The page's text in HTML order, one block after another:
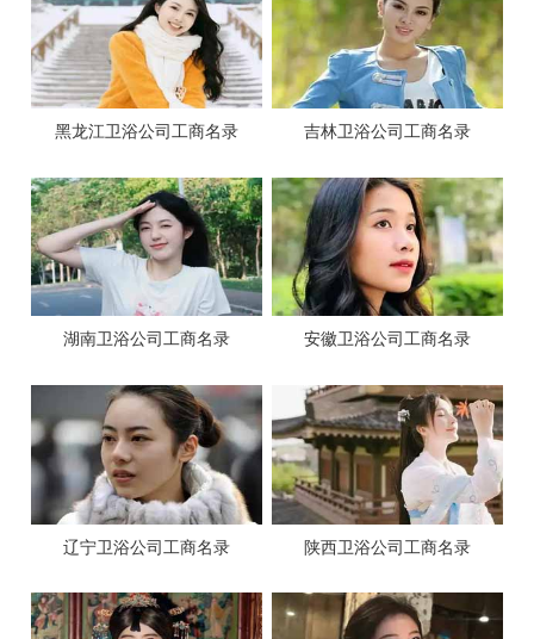
黑龙江卫浴公司工商名录 吉林卫浴公司工商名录
湖南卫浴公司工商名录 安徽卫浴公司工商名录
辽宁卫浴公司工商名录 陕西卫浴公司工商名录